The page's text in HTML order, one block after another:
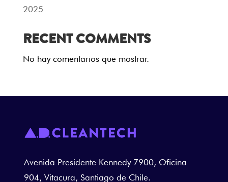
2025
RECENT COMMENTS
No hay comentarios que mostrar.
Avenida Presidente Kennedy 7900, Oficina
904, Vitacura, Santiago de Chile.